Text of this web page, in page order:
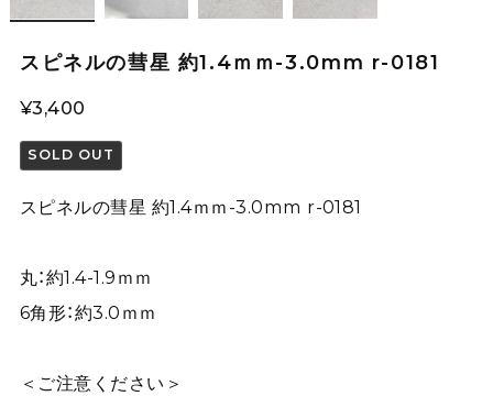
スピネルの彗星 約1.4ｍｍ-3.0mm r-0181
¥3,400
SOLD OUT
スピネルの彗星 約1.4ｍｍ-3.0mm r-0181
丸：約1.4-1.9ｍｍ
6角形：約3.0ｍｍ
＜ご注意ください＞